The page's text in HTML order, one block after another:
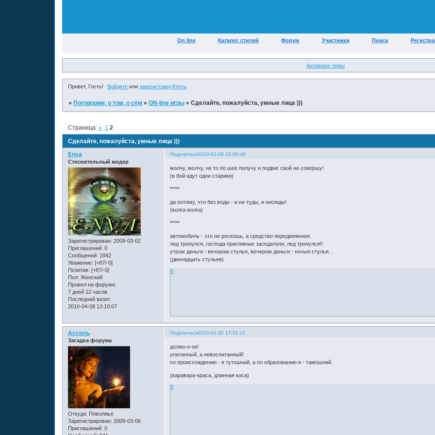
On line Каталог стилей Форум Участники Поиск
Активные темы
Привет, Гость! Войдите илизарегистрируйтесь
» Поговорим, о том, о сём » ON-line игры » Сделайте, пожалуйста, умные лица )))
Сделайте, пожалуйста, умные лица )))
Страница: « 1 2
Поделиться2010-01-28 15:06:48
Enya
Стеснительный модер
Зарегистрирован: 2009-03-02
Приглашений: 0
Сообщений: 1842
Уважение: [+87/-0]
Позитив: [+87/-0]
Пол: Женский
Провел на форуме:
7 дней 12 часов
Последний визит:
2010-04-08 13:10:07
молчу, молчу, не то по шее получу и подвиг свой не совершу!
(в бой идут одни старики)
*****
да потому, что без воды - и ни туды, и нисюды!
(волга-волга)
*****
автомобиль - это не роскошь, а средство передвижения.
лед тронулся, господа присяжные заседатели, лед тронулся!!
утром деньги - вечером стулья, вечером деньги - ночью стулья...
(двенадцать стульев)
0
Поделиться2010-01-30 17:51:21
Ассоль
Загадка форума
Откуда: Поволжье
Зарегистрирован: 2009-03-06
Приглашений: 0
должо-о-ок!
упитанный, а невоспитанный!
по происхождению - я тутошний, а по образованию я - тамошний.
(варавара-краса, длинная коса)
0